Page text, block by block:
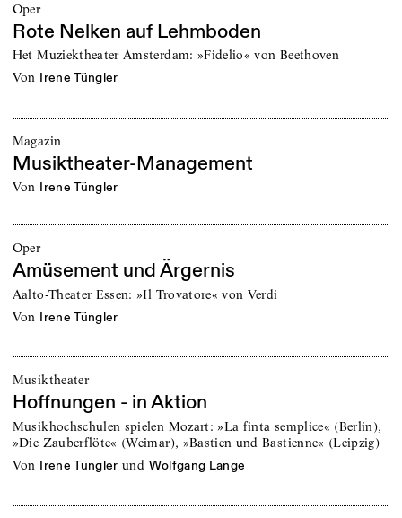
Oper
Rote Nelken auf Lehmboden
Het Muziektheater Amsterdam: »Fidelio« von Beethoven
von Irene Tüngler
Magazin
Musiktheater-Management
von Irene Tüngler
Oper
Amüsement und Ärgernis
Aalto-Theater Essen: »Il Trovatore« von Verdi
von Irene Tüngler
Musiktheater
Hoffnungen - in Aktion
Musikhochschulen spielen Mozart: »La finta semplice« (Berlin),
»Die Zauberflöte« (Weimar), »Bastien und Bastienne« (Leipzig)
von Irene Tüngler und Wolfgang Lange